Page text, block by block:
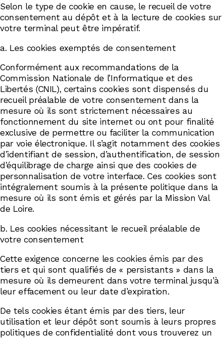
Selon le type de cookie en cause, le recueil de votre
consentement au dépôt et à la lecture de cookies sur
votre terminal peut être impératif.
a. Les cookies exemptés de consentement
Conformément aux recommandations de la
Commission Nationale de l’Informatique et des
Libertés (CNIL), certains cookies sont dispensés du
recueil préalable de votre consentement dans la
mesure où ils sont strictement nécessaires au
fonctionnement du site internet ou ont pour finalité
exclusive de permettre ou faciliter la communication
par voie électronique. Il s’agit notamment des cookies
d’identifiant de session, d’authentification, de session
d’équilibrage de charge ainsi que des cookies de
personnalisation de votre interface. Ces cookies sont
intégralement soumis à la présente politique dans la
mesure où ils sont émis et gérés par la Mission Val
de Loire.
b. Les cookies nécessitant le recueil préalable de
votre consentement
Cette exigence concerne les cookies émis par des
tiers et qui sont qualifiés de « persistants » dans la
mesure où ils demeurent dans votre terminal jusqu’à
leur effacement ou leur date d’expiration.
De tels cookies étant émis par des tiers, leur
utilisation et leur dépôt sont soumis à leurs propres
politiques de confidentialité dont vous trouverez un